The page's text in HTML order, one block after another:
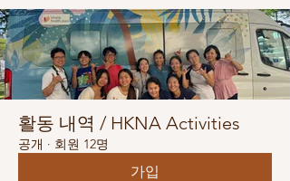
활동 내역 / HKNA Activities
공개 · 회원 12명
가입